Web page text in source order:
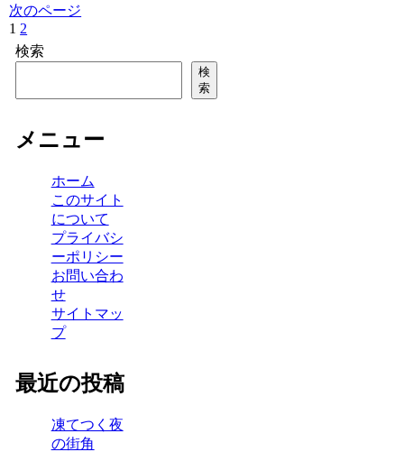
次のページ
1 2
へ
検索
検
索
メニュー
ホーム
このサイト
について
プライバシ
ーポリシー
お問い合わ
せ
サイトマッ
プ
最近の投稿
凍てつく夜
の街角